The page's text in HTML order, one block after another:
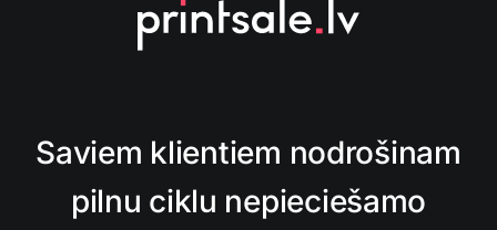
Saviem klientiem nodrošinam
pilnu ciklu nepieciešamo